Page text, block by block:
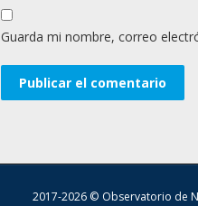
Guarda mi nombre, correo
2017-2026 © Observatorio de